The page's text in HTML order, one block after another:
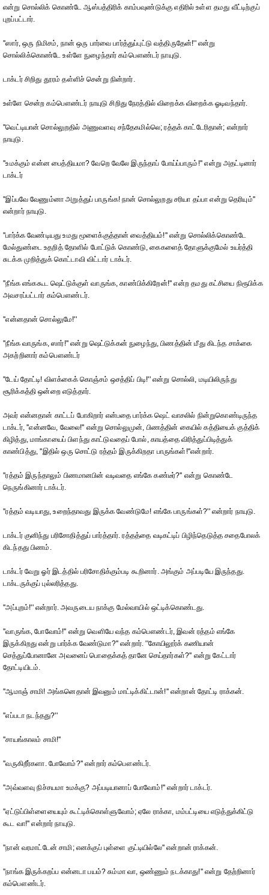
என்று சொல்லிக் கொண்டே ஆஸ்பத்திரிக் காம்பவுண்டுக்கு எதிரில் உள்ள தமது வீட்டிற்குப்
புறப்பட்டார்.
''ஸார், ஒரு நிமிசம், நான் ஒரு பார்வை பார்த்துப்புட்டு வத்திருதேன்!'' என்று
சொல்லிக்கொண்டே உள்ளே நுழைந்தார் கம்பௌண்டர் நாயுடு.
டாக்டர் சிறிது தூரம் தள்ளிச் சென்று நின்றார்.
உள்ளே சென்ற கம்பௌண்டர் நாயுடு சிறிது நேரத்தில் விறைக்க விறைக்க ஓடிவந்தார்.
''வெட்டியான் சொல்லுறதில் அணுவளவு சந்தேகமில்லெ; ரத்தக் காட்டேரிதான்; என்றார்
நாயுடு.
''உமக்கும் என்ன பைத்தியமா? வேறெ வேலே இருந்தாப் போய்ப்பாரும்!'' என்று அதட்டினார்
டாக்டர்
''இப்பவே வேணும்னா அறுத்துப் பாருங்க! நான் சொல்லுறது சரியா தப்பா என்று தெரியும்''
என்றார் நாயுடு.
''பார்க்க வேண்டியது உமது மூளைக்குத்தான் வைத்தியம்!'' என்று சொல்லிக்கொண்டே
மேல்துண்டை உதறித் தோளில் போட்டுக் கொண்டு, கைகளைத் தோளுக்குமேல் உயர்த்தி
சுடக்க முறித்துக் கொட்டாவி விட்டார் டாக்டர்.
''நீங்க எங்ககூட ஷெட்டுக்குள் வாருங்க, காண்பிக்கிறேன்!'' என்ற தமது கட்சியை நிரூபிக்க
அவசரப்பட்டார் கம்பௌண்டர்.
''என்னதான் சொல்லுமே!''
''நீங்க வாருங்க, ஸார்!'' என்று ஷெட்டுக்கன் நுழைந்து, பிணத்தின் மீது கிடந்த சாக்கை
அகற்றினார் கம்பௌண்டர்
''டேய் தோட்டி! விளக்கைக் கொஞ்சம் ஒசத்திப் பிடி!'' என்று சொல்லி, மடியிலிருந்து
சூரிக்கத்தி ஒன்றை எடுத்தார்.
அவர் என்னதான் காட்டப் போகிறார் என்பதை பார்க்க ஷெட் வாசலில் நின்றுகொண்டிருந்த
டாக்டர், ''என்னவே, வேலை!'' என்று சொல்லுமுன், பிணத்தின் கையில் கத்தியைக் குத்திக்
கிழித்து, மாங்காயைப் பிளந்து காட்டுவதைப் போல், காயத்தை விரித்துப்பிடித்துக்
காண்பித்து, ''இதில் ஒரு சொட்டு ரத்தம் இருக்கிறதா பாருங்கள்!''என்றார்.
''ரத்தம் இருந்தாலும் பிணமானபின் வடிவதை எங்கே கண்டீர்?'' என்று கொண்டே
நெருங்கினார் டாக்டர்.
''ரத்தம் வடியாது, உறைந்தாவது இருக்க வேண்டுமே! எங்கே பாருங்கள்?'' என்றார் நாயுடு.
டாக்டர் குனிந்து பரிசோதித்துப் பார்த்தார். ரத்தத்தை வடிகட்டிப் பிழிந்தெடுத்த சதைபோலக்
கிடந்தது பிணம்.
டாக்டர் வேறு ஓர் இடத்தில் பரிசோதிக்கும்படி கூறினார். அங்கும் அப்படியே இருந்தது.
டாக்டருக்குப் புல்லரித்தது.
''அப்புறம்!'' என்றார். அவருடைய நாக்கு மேல்வாயில் ஒட்டிக்கொண்டது.
''வாருங்க, போவோம்!'' என்று வெளியே வந்த கம்பௌண்டர், இவன் ரத்தம் எங்கே
இருக்கிறது என்று பார்க்க வேண்டுமா?'' என்றார். ''கோயிலூர்க் கணியான்
செத்துப்போனானே அவனைப் பொதைக்கத் தானே செய்தார்கள்?'' என்று கேட்டார்
தோட்டியிடம்.
''ஆமாஞ் சாமி! அங்கனெதான் இவனும் மாட்டிக்கிட்டான்!'' என்றான் தோட்டி ராக்கன்.
''எப்படா நடந்தது?''
''சாயங்காலம் சாமி!''
''வருகிறீர்களா. போவோம்?'' என்றார் கம்பௌண்டர்.
''அவ்வளவு நிச்சயமா உமக்கு? அப்படியானாப் போவோம்!'' என்றார் டாக்டர்.
''ஏட்டுப்பிள்ளையையும் கூட்டிக்கொள்ளுவோம்; ஏலே ராக்கா, மம்பட்டியை எடுத்துக்கிட்டு
கூட வா!'' என்றார் நாயுடு.
''நான் வரமாட்டேன் சாமி; எனக்குப் புள்ளை குட்டியில்லே'' என்றான் ராக்கன்.
''நாங்க இருக்கறப்ப என்னடா பயம்? சும்மா வா, ஒண்ணும் நடக்காது!'' என்று தேற்றினார்
கம்பௌண்டர்.